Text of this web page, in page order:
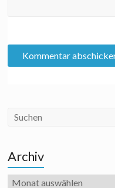
Archiv
Archiv